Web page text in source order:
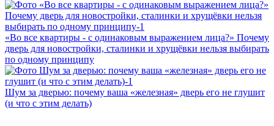
«Во все квартиры - с одинаковым выражением лица?» Почему
дверь для новостройки, сталинки и хрущёвки нельзя выбирать
по одному принципу
Шум за дверью: почему ваша «железная» дверь его не глушит
(и что с этим делать)